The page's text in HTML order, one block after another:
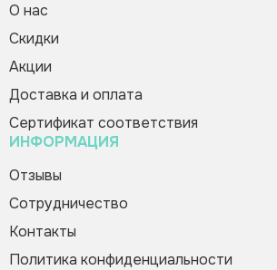
О нас
Cкидки
Акции
Доставка и оплата
Сертификат соответствия
ИНФОРМАЦИЯ
Отзывы
Сотрудничество
Контакты
Политика конфиденциальности